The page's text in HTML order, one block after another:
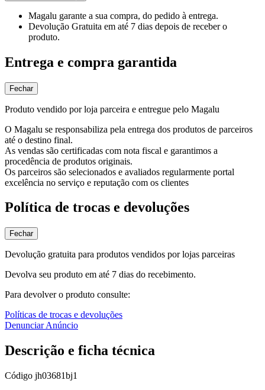
Magalu garante a sua compra, do pedido à entrega.
Devolução Gratuita em até 7 dias depois de receber o
produto.
Entrega e compra garantida
Fechar
Produto vendido por loja parceira e entregue pelo Magalu
O Magalu se responsabiliza pela entrega dos produtos de parceiros
até o destino final.
As vendas são certificadas com nota fiscal e garantimos a
procedência de produtos originais.
Os parceiros são selecionados e avaliados regularmente portal
excelência no serviço e reputação com os clientes
Política de trocas e devoluções
Fechar
Devolução gratuita para produtos vendidos por lojas parceiras
Devolva seu produto em até 7 dias do recebimento.
Para devolver o produto consulte:
Políticas de trocas e devoluções
Denunciar Anúncio
Descrição e ficha técnica
Código jh03681bj1